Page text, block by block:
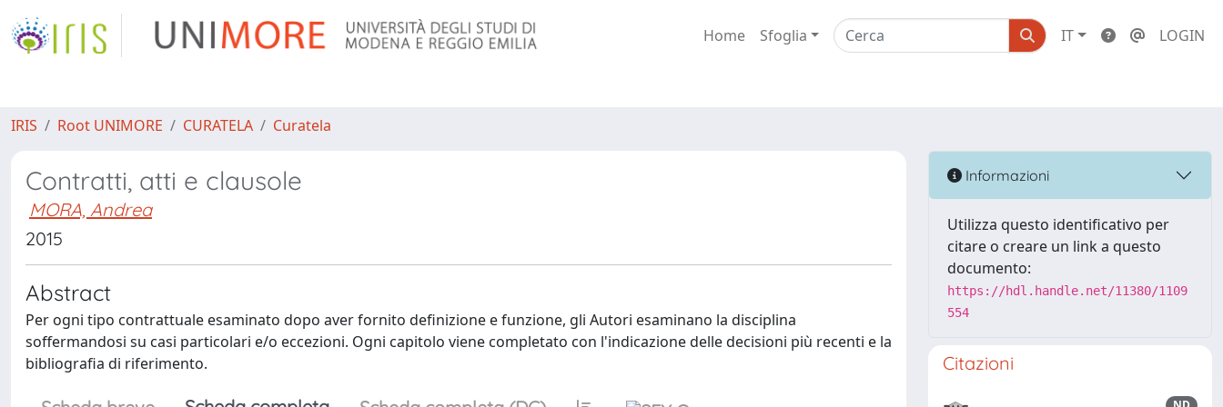
Home Sfoglia IT LOGIN
IRIS Root UNIMORE CURATELA Curatela
Contratti, atti e clausole
MORA, Andrea
2015
Abstract
Per ogni tipo contrattuale esaminato dopo aver fornito definizione e funzione, gli Autori esaminano la disciplina
soffermandosi su casi particolari e/o eccezioni. Ogni capitolo viene completato con l'indicazione delle decisioni più recenti e la
bibliografia di riferimento.
Informazioni
Utilizza questo identificativo per
citare o creare un link a questo
documento:
https://hdl.handle.net/11380/1109
554
Citazioni